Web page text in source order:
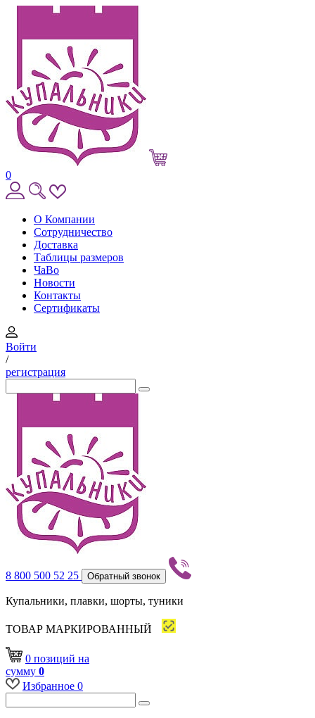
0
О Компании
Сотрудничество
Доставка
Таблицы размеров
ЧаВо
Новости
Контакты
Сертификаты
Войти
/
регистрация
8 800 500 52 25 Обратный звонок
Купальники, плавки, шорты, туники
ТОВАР МАРКИРОВАННЫЙ
0 позиций на
сумму 0
Избранное 0